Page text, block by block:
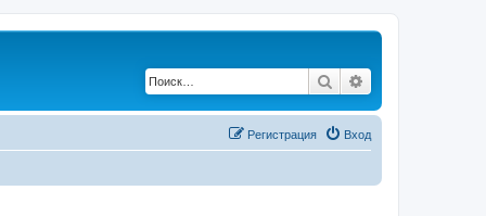
Поиск
Вход
Регистрация